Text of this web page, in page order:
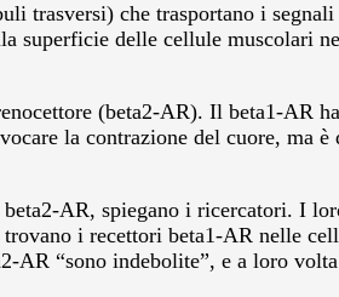
trasversi) che trasportano i
superficie delle cellule muscolari
(beta2-AR). Il beta1-AR
la contrazione del cuore, ma è
AR, spiegano i ricercatori. I
i recettori beta1-AR nelle
AR “sono indebolite”, e a loro